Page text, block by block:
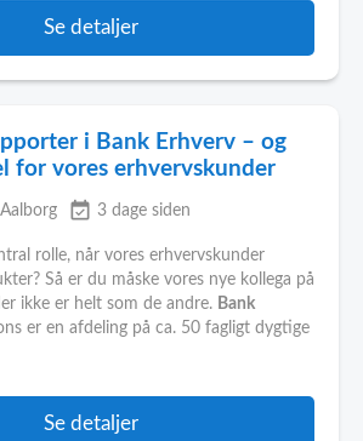
Se detaljer
i Bank Erhverv – og
for vores erhvervskunder
Aalborg event_available 3 dage siden
rolle, når vores erhvervskunder
Så er du måske vores nye kollega på
ikke er helt som de andre. Bank
er en afdeling på ca. 50 fagligt dygtige
Se detaljer